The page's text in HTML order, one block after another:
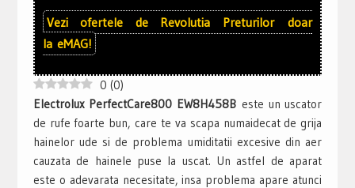
Vezi ofertele de Revolutia Preturilor
doar
la eMAG!
0 (0)
Electrolux PerfectCare800 EW8H458B este un uscator
de rufe foarte bun, care te va scapa numaidecat de grija
hainelor ude si de problema umiditatii excesive din aer
cauzata de hainele puse la uscat. Un astfel de aparat
este o adevarata necesitate, insa problema apare atunci